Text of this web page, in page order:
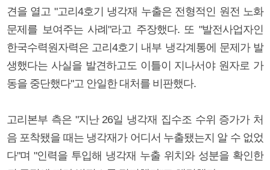
견을 열고 "고리4호기 냉각재 누출은 전형적인 원전 노화
문제를 보여주는 사례"라고 주장했다. 또 "발전사업자인
한국수력원자력은 고리4호기 내부 냉각계통에 문제가 발
생했다는 사실을 발견하고도 이틀이 지나서야 원자로 가
동을 중단했다"고 안일한 대처를 비판했다.
고리본부 측은 "지난 26일 냉각재 집수조 수위 증가가 처
음 포착됐을 때는 냉각재가 어디서 누출됐는지 알 수 없었
다"며 "인력을 투입해 냉각재 누출 위치와 성분을 확인한